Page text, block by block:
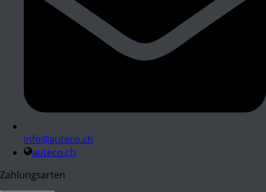
info@auteco.ch
auteco.ch
Zahlungsarten